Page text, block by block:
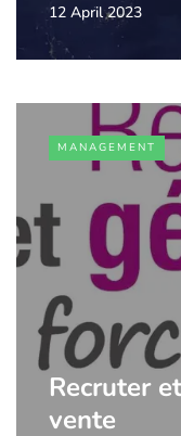
12 April 2023
MANAGEMENT
Recruter
vente